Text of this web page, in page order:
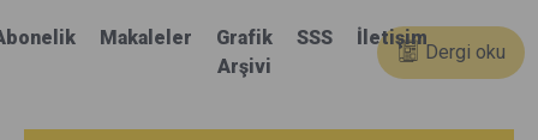
Makaleler
Grafik
Arşivi
SSS İletişim
Dergi oku